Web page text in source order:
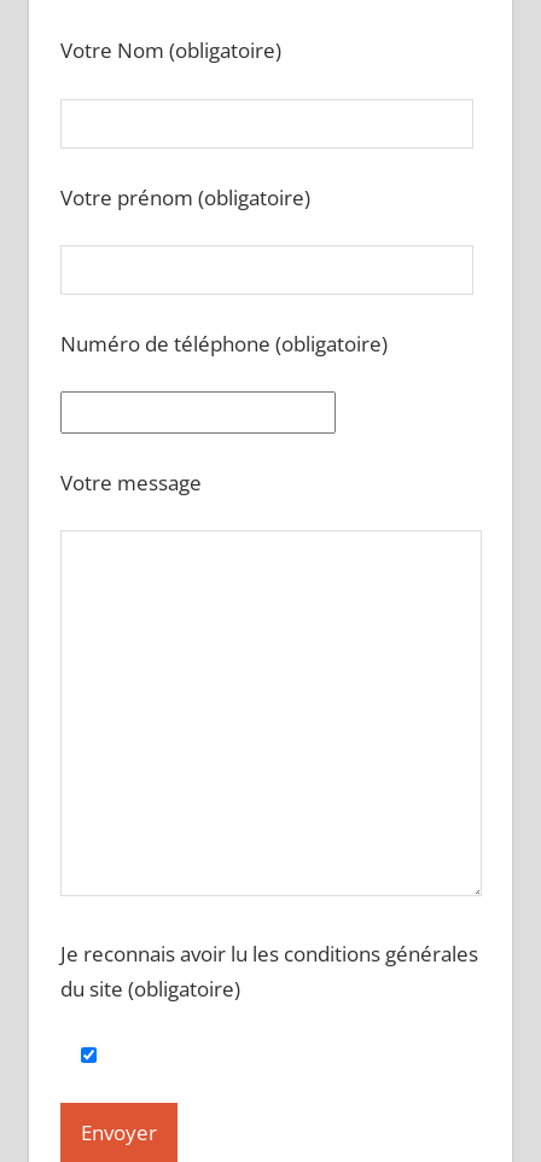
Votre Nom (obligatoire)
Votre prénom (obligatoire)
Numéro de téléphone (obligatoire)
Votre message
Je reconnais avoir lu les conditions générales
du site (obligatoire)